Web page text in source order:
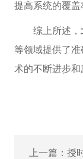
提高系统的覆
综上所述，
等领域提供了
术的不断进步
上一篇： 授